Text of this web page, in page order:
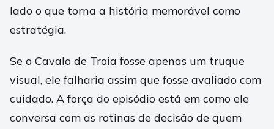
lado o que torna a história memorável como
estratégia.
Se o Cavalo de Troia fosse apenas um truque
visual, ele falharia assim que fosse avaliado com
cuidado. A força do episódio está em como ele
conversa com as rotinas de decisão de quem